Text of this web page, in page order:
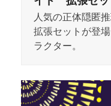
人気の正体隠匿
拡張セットが登
ラクター。